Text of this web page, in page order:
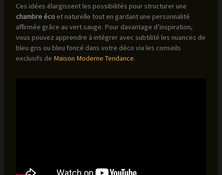
Ces idées élargissent les possibilités pour structurer une
chambre écoet naturelle tout en gardant une personnalité
affirmée grâce au vert sauge. Pour davantage d’inspiration,
vous pouvez apprendre à intégrer avec subtilité les nuances de
bleu gris ou bleu foncé dans votre déco via les conseils
exclusifs de Maison Moderne Tendance.